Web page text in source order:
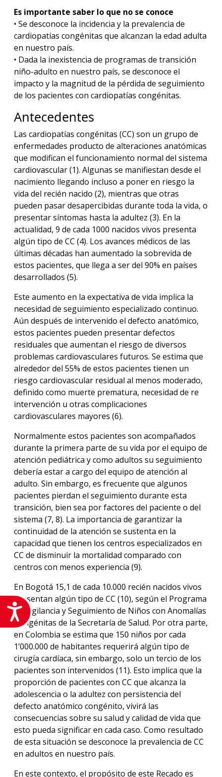
Accesibilidad
Es importante saber lo que no se conoce
• Se desconoce la incidencia y la prevalencia de
cardiopatías congénitas que alcanzan la edad adulta
en nuestro país.
• Dada la inexistencia de programas de transición
niño-adulto en nuestro país, se desconoce el
impacto y la magnitud de la pérdida de seguimiento
de los pacientes con cardiopatías congénitas.
Antecedentes
Las cardiopatías congénitas (CC) son un grupo de
enfermedades producto de alteraciones anatómicas
que modifican el funcionamiento normal del sistema
cardiovascular (1). Algunas se manifiestan desde el
nacimiento llegando incluso a poner en riesgo la
vida del recién nacido (2), mientras que otras
pueden pasar desapercibidas durante toda la vida, o
presentar síntomas hasta la adultez (3). En la
actualidad, 9 de cada 1000 nacidos vivos presenta
algún tipo de CC (4). Los avances médicos de las
últimas décadas han aumentado la sobrevida de
estos pacientes, que llega a ser del 90% en países
desarrollados (5).
Este aumento en la expectativa de vida implica la
necesidad de seguimiento especializado continuo.
Aún después de intervenido el defecto anatómico,
estos pacientes pueden presentar defectos
residuales que aumentan el riesgo de diversos
problemas cardiovasculares futuros. Se estima que
alrededor del 55% de estos pacientes tienen un
riesgo cardiovascular residual al menos moderado,
definido como muerte prematura, necesidad de re
intervención u otras complicaciones
cardiovasculares mayores (6).
Normalmente estos pacientes son acompañados
durante la primera parte de su vida por el equipo de
atención pediátrica y como adultos su seguimiento
debería estar a cargo del equipo de atención al
adulto. Sin embargo, es frecuente que algunos
pacientes pierdan el seguimiento durante esta
transición, bien sea por factores del paciente o del
sistema (7, 8). La importancia de garantizar la
continuidad de la atención se sustenta en la
capacidad que tienen los centros especializados en
CC de disminuir la mortalidad comparado con
centros con menos experiencia (9).
En Bogotá 15,1 de cada 10.000 recién nacidos vivos
presentan algún tipo de CC (10), según el Programa
de Vigilancia y Seguimiento de Niños con Anomalías
Congénitas de la Secretaría de Salud. Por otra parte,
en Colombia se estima que 150 niños por cada
1’000.000 de habitantes requerirá algún tipo de
cirugía cardíaca, sin embargo, solo un tercio de los
pacientes son intervenidos (11). Esto implica que la
proporción de pacientes con CC que alcanza la
adolescencia o la adultez con persistencia del
defecto anatómico congénito, vivirá las
consecuencias sobre su salud y calidad de vida que
esto pueda significar en cada caso. Como resultado
de esta situación se desconoce la prevalencia de CC
en adultos en nuestro país.
En este contexto, el propósito de este Recado es